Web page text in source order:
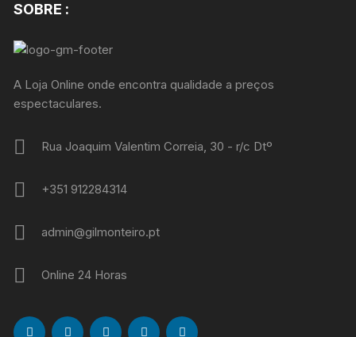
SOBRE :
A Loja Online onde encontra qualidade a preços
espectaculares.
Rua Joaquim Valentim Correia, 30 - r/c Dtº
+351 912284314
admin@gilmonteiro.pt
Online 24 Horas